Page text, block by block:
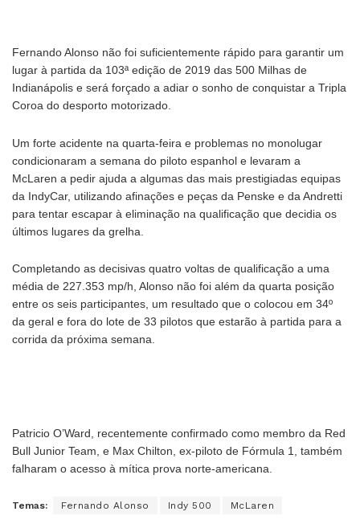
Fernando Alonso não foi suficientemente rápido para garantir um
lugar à partida da 103ª edição de 2019 das 500 Milhas de
Indianápolis e será forçado a adiar o sonho de conquistar a Tripla
Coroa do desporto motorizado.
Um forte acidente na quarta-feira e problemas no monolugar
condicionaram a semana do piloto espanhol e levaram a
McLaren a pedir ajuda a algumas das mais prestigiadas equipas
da IndyCar, utilizando afinações e peças da Penske e da Andretti
para tentar escapar à eliminação na qualificação que decidia os
últimos lugares da grelha.
Completando as decisivas quatro voltas de qualificação a uma
média de 227.353 mp/h, Alonso não foi além da quarta posição
entre os seis participantes, um resultado que o colocou em 34º
da geral e fora do lote de 33 pilotos que estarão à partida para a
corrida da próxima semana.
Patricio O’Ward, recentemente confirmado como membro da Red
Bull Junior Team, e Max Chilton, ex-piloto de Fórmula 1, também
falharam o acesso à mítica prova norte-americana.
Temas: Fernando Alonso Indy 500 McLaren